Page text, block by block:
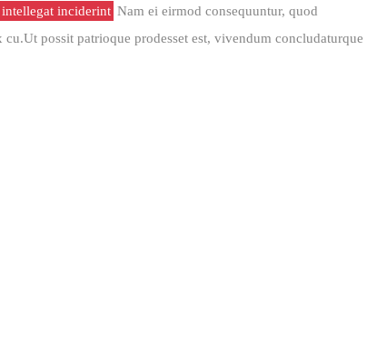
intellegat inciderint Nam ei eirmod consequuntur, quod
possit patrioque prodesset est, vivendum concludaturque